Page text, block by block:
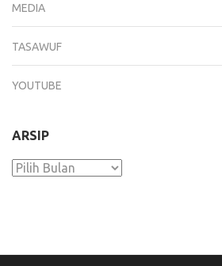
MEDIA
TASAWUF
YOUTUBE
ARSIP
Arsip